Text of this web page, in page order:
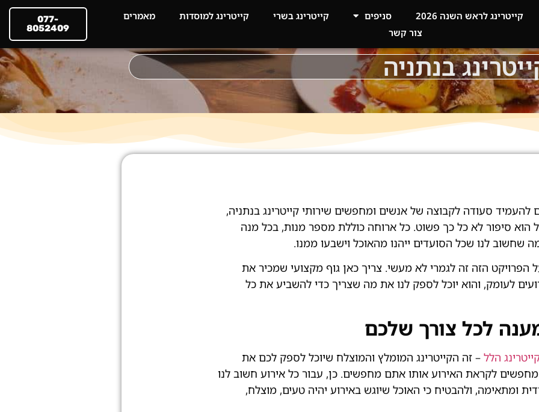
קייטרינג לראש השנה 2026 סניפים קייטרינג בשרי קייטרינג למוסדות
מאמרים
צור קשר
077-
8052409
בנתניה
להעמיד סעודה לקבוצה של אנשים ומחפשים שירותי קייטרינג בנתניה,
הוא סיפור לא כל כך פשוט. כל ארוחה כוללת מספר מנות, בכל מנה
שחשוב לנו שכל הסועדים ייהנו מהאוכל וישבעו ממנו.
הזה זה לגמרי לא מעשי. צריך כאן גוף מקצועי שמכיר את
לעומק, והוא יוכל לספק לנו את מה שצריך כדי להשביע את כל
לכל צורך שלכם
הלל– זה הקייטרינג המומלץ והמוצלח שיוכל לספק לכם את
לקראת האירוע אותו אתם מחפשים. כן, עבור כל אירוע חשוב לנו
ומתאימה, ולהבטיח כי האוכל שיוגש באירוע יהיה טעים, מוצלח,